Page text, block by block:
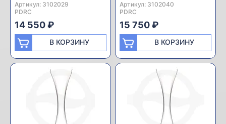
Артикул: 3102029
Производитель:
PDRC
14 550 ₽
В КОРЗИНУ
Артикул: 3102040
Производитель:
PDRC
15 750 ₽
В КОРЗИНУ